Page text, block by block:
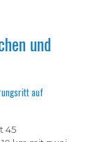
und
auf
45